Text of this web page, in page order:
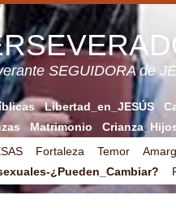
SEGUIDORA de
Libertad_en_JESÚS
Matrimonio
Fortaleza Temor
¿Pueden_Cambiar?